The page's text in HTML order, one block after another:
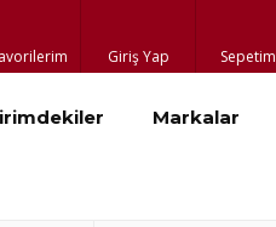
Giriş Yap Sepetim
Markalar